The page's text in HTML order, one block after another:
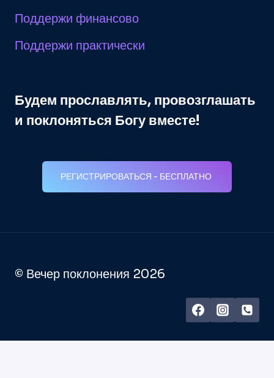
Поддержи финансово
Поддержи практически
Будем прославлять, провозглашать
и поклоняться Богу вместе!
РЕГИСТРИРОВАТЬСЯ - БЕСПЛАТНО
© Вечер поклонения 2026